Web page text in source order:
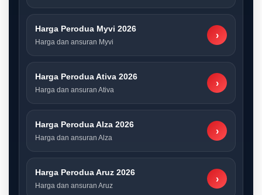
Harga Perodua Myvi 2026
Harga dan ansuran Myvi
›
Harga Perodua Ativa 2026
Harga dan ansuran Ativa
›
Harga Perodua Alza 2026
Harga dan ansuran Alza
›
Harga Perodua Aruz 2026
Harga dan ansuran Aruz
›